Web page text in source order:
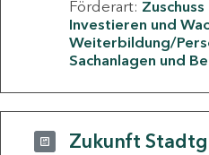
Förderart: Zuschuss
Investieren und
Weiterbildung/
Sachanlagen und
Zukunft